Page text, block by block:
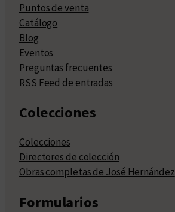
Puntos de venta
Catálogo
Blog
Eventos
Preguntas frecuentes
RSS Feed de entradas
Colecciones
Colecciones
Directores de colección
Obras completas de José Hernández
Formularios